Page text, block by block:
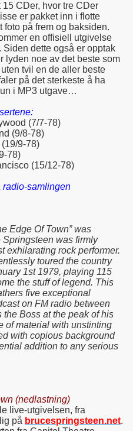
CDer, hvor tre CDer
er pakket inn i flotte
foto på frem og baksiden.
en offisiell utgivelse
Siden dette også er opptak
lyden noe av det beste som
tvil en de aller beste
på det sterkeste å ha
i MP3 utgave…
(7/7-78)
(9/8-78)
9-78)
78)
(15/12-78)
radio-samlingen
Edge Of Town” was
was firmly
exhilarating rock performer.
toured the country
1st 1979, playing 115
the stuff of legend. This
five exceptional
on FM radio between
Boss at the peak of his
of material with unstinting
with copious background
addition to any serious
(nedlastning)
live-utgivelsen, fra
på brucespringsteen.net.